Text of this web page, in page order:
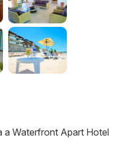
a Waterfront Apart Hotel